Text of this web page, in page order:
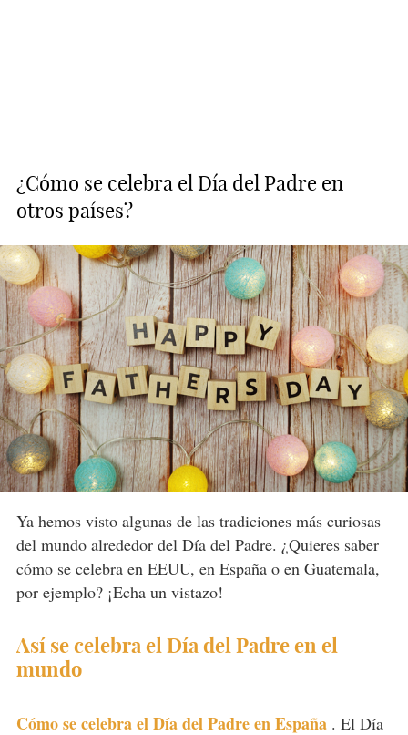
¿Cómo se celebra el Día del Padre en
otros países?
Ya hemos visto algunas de las tradiciones más curiosas
del mundo alrededor del Día del Padre. ¿Quieres saber
cómo se celebra en EEUU, en España o en Guatemala,
por ejemplo? ¡Echa un vistazo!
Así se celebra el Día del Padre en el
mundo
Cómo se celebra el Día del Padre en España . El Día